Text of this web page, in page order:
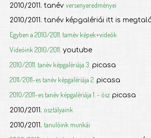
2010/2011. tanév versenyeredményei
2010/2011. tanév képgalériái itt is
Egyben a 2010/2011. tamév képek+videók
Videóink 2010/2011. youtube
2010/2011. tanév képgalériája 3. picasa
2011/2011-es tanév képgalériája 2. picasa
2010/2011-es tanév képgalériája 1. - ősz picasa
2010/2011. osztályaink
2010/2011. tanulóink munkái